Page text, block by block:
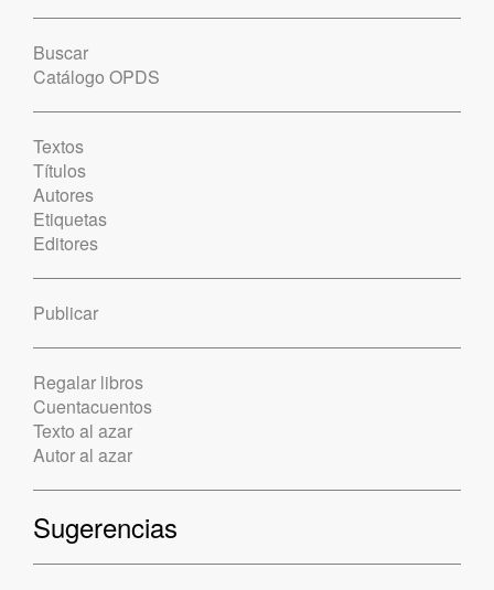
Buscar
Catálogo OPDS
Textos
Títulos
Autores
Etiquetas
Editores
Publicar
Regalar libros
Cuentacuentos
Texto al azar
Autor al azar
Sugerencias